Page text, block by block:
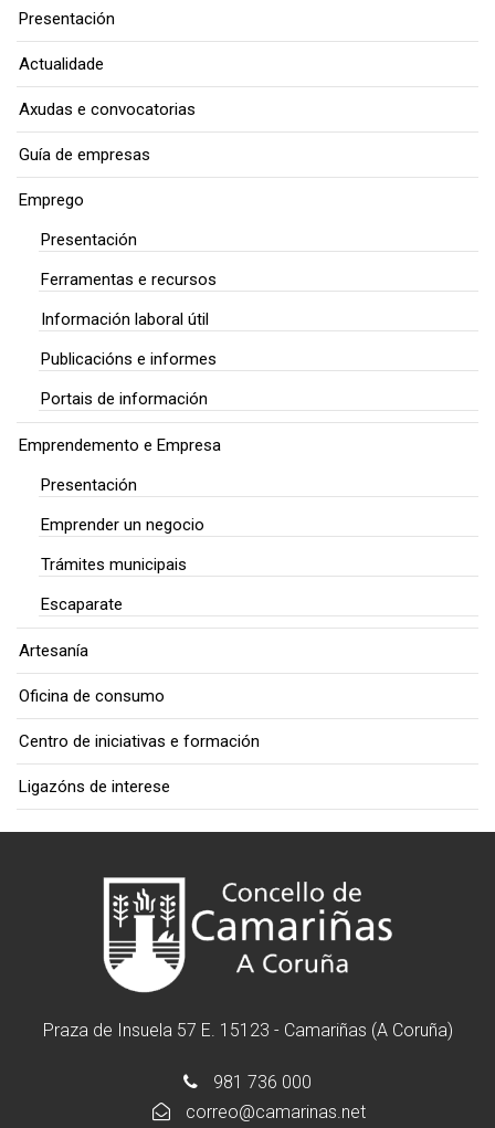
Presentación
Actualidade
Axudas e convocatorias
Guía de empresas
Emprego
Presentación
Ferramentas e recursos
Información laboral útil
Publicacións e informes
Portais de información
Emprendemento e Empresa
Presentación
Emprender un negocio
Trámites municipais
Escaparate
Artesanía
Oficina de consumo
Centro de iniciativas e formación
Ligazóns de interese
Praza de Insuela 57 E. 15123 - Camariñas (A Coruña)
981 736 000
correo@camarinas.net